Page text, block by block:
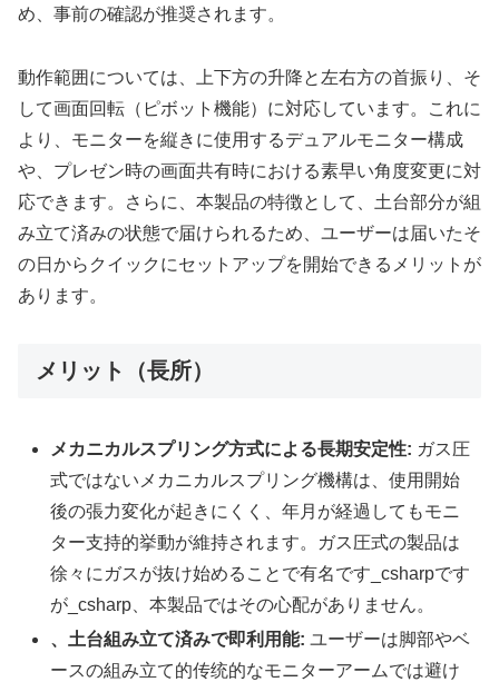
め、事前の確認が推奨されます。
動作範囲については、上下方の升降と左右方の首振り、そ
して画面回転（ピボット機能）に対応しています。これに
より、モニターを縦きに使用するデュアルモニター構成
や、プレゼン時の画面共有時における素早い角度変更に対
応できます。さらに、本製品の特徴として、土台部分が組
み立て済みの状態で届けられるため、ユーザーは届いたそ
の日からクイックにセットアップを開始できるメリットが
あります。
メリット（長所）
メカニカルスプリング方式による長期安定性: ガス圧
式ではないメカニカルスプリング機構は、使用開始
後の張力変化が起きにくく、年月が経過してもモニ
ター支持的挙動が維持されます。ガス圧式の製品は
徐々にガスが抜け始めることで有名です_csharpです
が_csharp、本製品ではその心配がありません。
、土台組み立て済みで即利用能: ユーザーは脚部やベ
ースの組み立て的传统的なモニターアームでは避け